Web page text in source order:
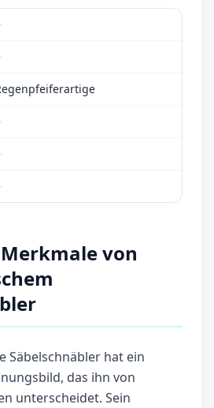
von
Säbelschnäbler hat ein
das ihn von
unterscheidet. Sein